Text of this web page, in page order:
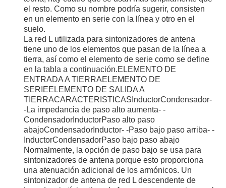
el resto. Como su nombre podría sugerir, consisten
en un elemento en serie con la línea y otro en el
suelo.
La red L utilizada para sintonizadores de antena
tiene uno de los elementos que pasan de la línea a
tierra, así como el elemento de serie como se define
en la tabla a continuación.ELEMENTO DE
ENTRADA A TIERRAELEMENTO DE
SERIEELEMENTO DE SALIDA A
TIERRACARACTERISTICASInductorCondensador-
-La impedancia de paso alto aumenta- -
CondensadorInductorPaso alto paso
abajoCondensadorInductor- -Paso bajo paso arriba- -
InductorCondensadorPaso bajo paso abajo
Normalmente, la opción de paso bajo se usa para
sintonizadores de antena porque esto proporciona
una atenuación adicional de los armónicos. Un
sintonizador de antena de red L descendente de